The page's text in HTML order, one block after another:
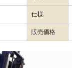
仕様
販売価格